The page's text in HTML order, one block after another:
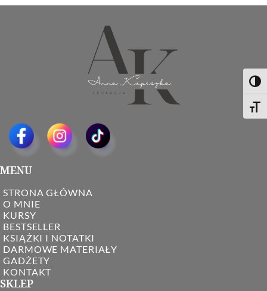
MENU
STRONA GŁÓWNA
O MNIE
KURSY
BESTSELLER
KSIĄŻKI I NOTATKI
DARMOWE MATERIAŁY
GADŻETY
KONTAKT
SKLEP